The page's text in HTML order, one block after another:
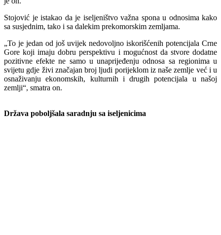
Stojović je istakao da je iseljeništvo važna spona u odnosima kako
sa susjednim, tako i sa dalekim prekomorskim zemljama.
„To je jedan od još uvijek nedovoljno iskorišćenih potencijala Crne
Gore koji imaju dobru perspektivu i mogućnost da stvore dodatne
pozitivne efekte ne samo u unaprijeđenju odnosa sa regionima u
svijetu gdje živi značajan broj ljudi porijeklom iz naše zemlje već i u
osnaživanju ekonomskih, kulturnih i drugih potencijala u našoj
zemlji“, smatra on.
Država poboljšala saradnju sa iseljenicima